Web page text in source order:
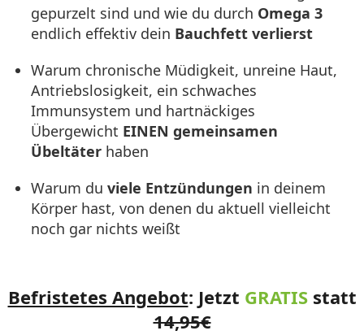
gepurzelt sind und wie du durch Omega 3
endlich effektiv dein Bauchfett verlierst
Warum chronische Müdigkeit, unreine Haut,
Antriebslosigkeit, ein schwaches
Immunsystem und hartnäckiges
Übergewicht EINEN gemeinsamen
Übeltäter haben
Warum du viele Entzündungen in deinem
Körper hast, von denen du aktuell vielleicht
noch gar nichts weißt
Befristetes Angebot: Jetzt GRATISstatt
14,95€